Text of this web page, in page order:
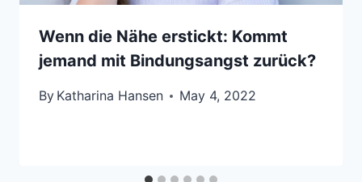
Wenn die Nähe erstickt: Kommt
jemand mit Bindungsangst zurück?
By Katharina Hansen May 4, 2022